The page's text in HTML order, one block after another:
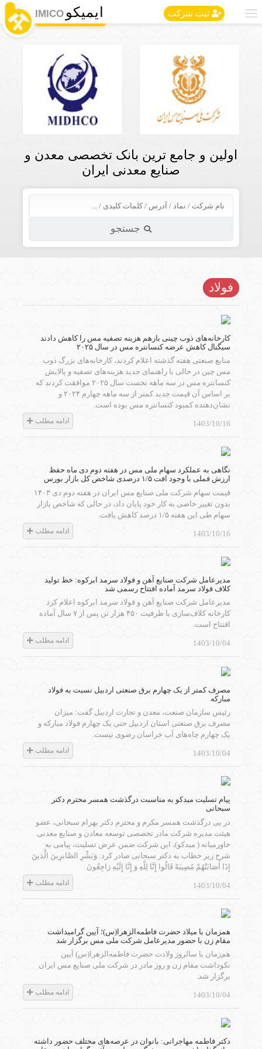
ثبت شرکت ایمیکو IMICO
اولین و جامع ترین بانک تخصصی معدن و
صنایع معدنی ایران
جستجو
فولاد
کارخانه‌های ذوب چینی بازهم هزینه تصفیه مس را کاهش دادند
سیگنال کاهش عرضه کنسانتره مس در سال ۲۰۲۵
منابع صنعتی هفته گذشته اعلام کردند، کارخانه‌های بزرگ ذوب
مس چین در حالی با راهنمای جدید هزینه‌های تصفیه و پالایش
کنسانتره مس در سه ماهه نخست سال ۲۰۲۵ موافقت کردند که
بر اساس آن قیمت جدید کمتر از سه ماهه چهارم ۲۰۲۴ و
نشان‌دهنده کمبود کنسانتره مس بوده است.
1403/10/16 ادامه مطلب
نگاهی به عملکرد سهام ملی مس در هفته دوم دی ماه حفظ
ارزش فملی با وجود افت ۱/۵ درصدی شاخص کل بازار بورس
قیمت سهام شرکت ملی صنایع مس ایران در هفته دوم دی ۱۴۰۳
بدون تغییر خاصی به کار خود پایان داد، در حالی که شاخص بازار
سهام طی این هفته ۱/۵ درصد کاهش یافت.
1403/10/16 ادامه مطلب
مدیرعامل شرکت صنایع آهن و فولاد سرمد ابرکوه: خط تولید
کلاف فولاد سرمد آماده افتتاح رسمی شد
مدیرعامل شرکت صنایع آهن و فولاد سرمد ابرکوه اعلام کرد
کارخانه کلاف‌سازی با ظرفیت ۴۵۰ هزار تن پس از ۷ سال آماده
افتتاح است.
1403/10/04 ادامه مطلب
مصرف کمتر از یک چهارم برق صنعتی اردبیل نسبت به فولاد
مبارکه
رئیس سازمان صنعت، معدن و تجارت اردبیل گفت: میزان
مصرف برق صنعتی استان اردبیل حتی یک چهارم فولاد مبارکه و
یک چهارم چاه‌های آب خراسان رضوی نیست.
1403/10/04 ادامه مطلب
پیام تسلیت میدکو به مناسبت درگذشت همسر محترم دکتر
سبحانی
در پی درگذشت همسر مکرم و محترم دکتر بهرام سبحانی، عضو
هیئت مدیره شرکت مادر تخصصی توسعه معادن و صنایع معدنی
خاورمیانه ( میدکو)، این شرکت ضمن عرض تسلیت، پیامی به
شرح زیر خطاب به دکتر سبحانی صادر کرد: وَبَشِّرِ الصَّابرِینَ الَّذینَ
إِذَا أَصَابَتْهُمْ مُصِیبَهٌ قَالُوا إِنَّا لِلَّهِ وَ إِنَّا إِلَیْهِ رَاجِعُونَ
1403/10/04 ادامه مطلب
همزمان با میلاد حضرت فاطمه‌الزهرا(س)؛ آیین گرامیداشت
مقام زن با حضور مدیرعامل شرکت ملی مس برگزار شد
هم‌زمان با سالروز ولادت حضرت فاطمه‌الزهرا(س) آیین
نکوداشت مقام زن و روز مادر در شرکت ملی صنایع مس ایران
برگزار شد.
1403/10/04 ادامه مطلب
دکتر فاطمه مهاجرانی: بانوان در عرصه‌های مختلف حضور داشته